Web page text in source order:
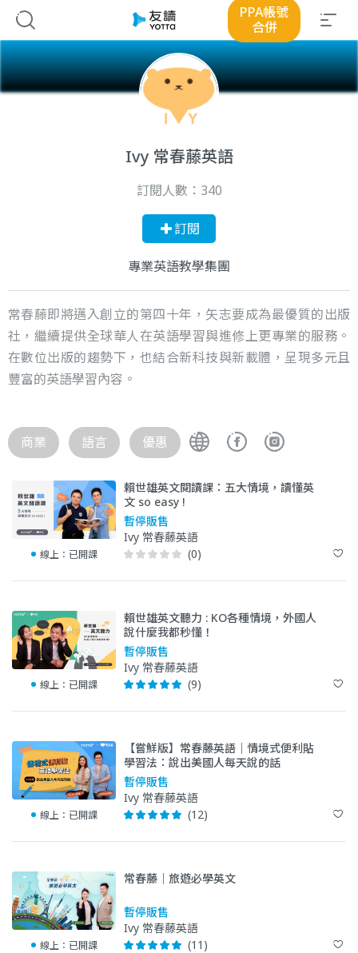
PPA帳號
合併
Ivy 常春藤英語
訂閱人數： 340
訂閱
專業英語教學集團
常春藤即將邁入創立的第四十年，矢志要成為最優質的出版
社，繼續提供全球華人在英語學習與進修上更專業的服務。
在數位出版的趨勢下，也結合新科技與新載體，呈現多元且
豐富的英語學習內容。
商業 語言 優惠
線上： 已開課
賴世雄英文閱讀課：五大情境，讀懂英
文 so easy !
暫停販售
Ivy 常春藤英語
(0)
線上： 已開課
賴世雄英文聽力 : KO各種情境，外國人
說什麼我都秒懂！
暫停販售
Ivy 常春藤英語
(9)
線上： 已開課
【嘗鮮版】常春藤英語｜情境式便利貼
學習法：說出美國人每天說的話
暫停販售
Ivy 常春藤英語
(12)
線上： 已開課
常春藤｜旅遊必學英文
暫停販售
Ivy 常春藤英語
(11)